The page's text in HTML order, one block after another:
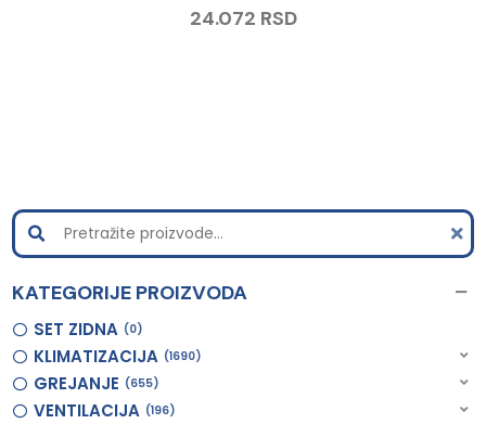
24.072 RSD
KATEGORIJE PROIZVODA
SET ZIDNA 0
KLIMATIZACIJA 1690
GREJANJE 655
VENTILACIJA 196